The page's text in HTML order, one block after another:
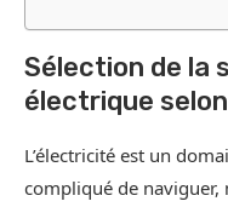
Sélection de la
électrique selon
L’électricité est un
compliqué de